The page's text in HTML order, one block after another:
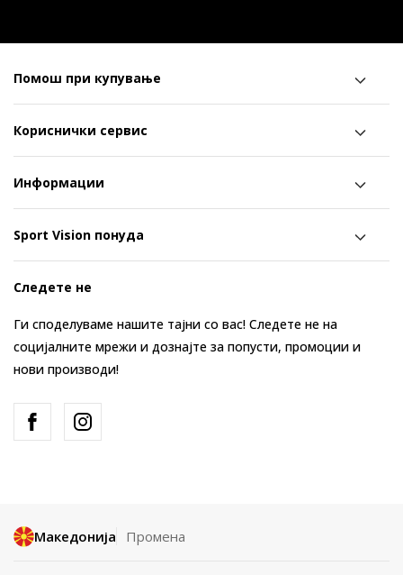
Помош при купување
Кориснички сервис
Информации
Sport Vision понуда
Следете не
Ги споделуваме нашите тајни со вас! Следете не на
социјалните мрежи и дознајте за попусти, промоции и
нови производи!
Македонија Промена